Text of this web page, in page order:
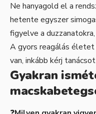
Ne hanyagold el a
hetente egyszer
figyelve a
A gyors reagálás életet
van, inkább kérj
Gyakran